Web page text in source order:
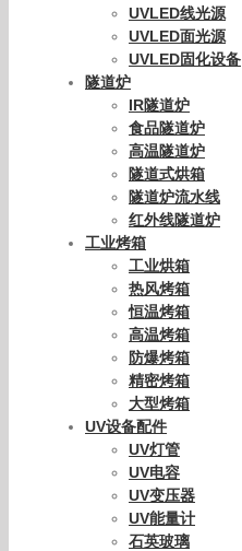
UVLED线光源
UVLED面光源
UVLED固化设备
隧道炉
IR隧道炉
食品隧道炉
高温隧道炉
隧道式烘箱
隧道炉流水线
红外线隧道炉
工业烤箱
工业烘箱
热风烤箱
恒温烤箱
高温烤箱
防爆烤箱
精密烤箱
大型烤箱
UV设备配件
UV灯管
UV电容
UV变压器
UV能量计
石英玻璃